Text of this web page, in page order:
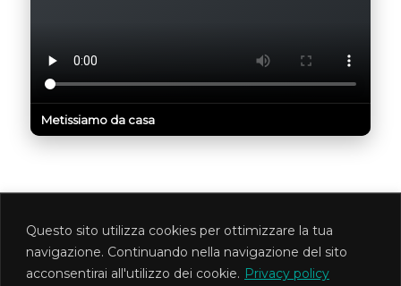
Questo sito utilizza cookies per ottimizzare la tua
navigazione. Continuando nella navigazione del sito
acconsentirai all'utilizzo dei cookie. Privacy policy
Metissiamo da casa
MetisTeatro Associazione Culturale
Via Foligno 1d - Roma PI 12745621008 CF
97569090588